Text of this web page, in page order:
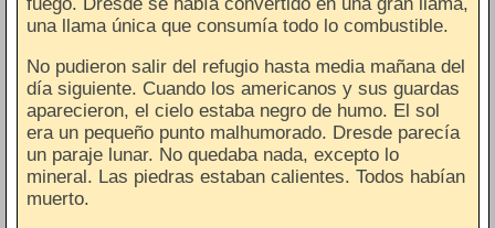
una llama única que consumía todo lo combustible.
No pudieron salir del refugio hasta media mañana del
día siguiente. Cuando los americanos y sus guardas
aparecieron, el cielo estaba negro de humo. El sol
era un pequeño punto malhumorado. Dresde parecía
un paraje lunar. No quedaba nada, excepto lo
mineral. Las piedras estaban calientes. Todos habían
muerto.